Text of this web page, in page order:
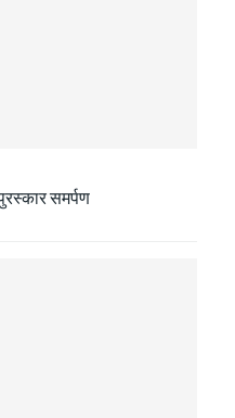
पुरस्कार समर्पण